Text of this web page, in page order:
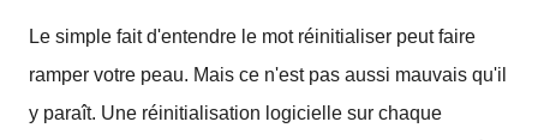
Le simple fait d'entendre le mot réinitialiser peut faire
ramper votre peau. Mais ce n'est pas aussi mauvais qu'il
y paraît. Une réinitialisation logicielle sur chaque